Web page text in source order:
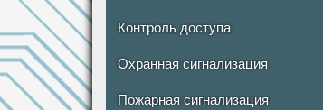
Контроль доступа
Охранная сигнализация
Пожарная сигнализация